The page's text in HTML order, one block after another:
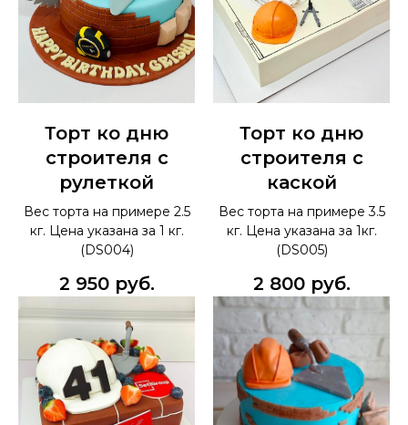
Торт ко дню
строителя с
рулеткой
Вес торта на примере 2.5
кг. Цена указана за 1 кг.
(DS004)
2 950 руб.
Торт ко дню
строителя с
каской
Вес торта на примере 3.5
кг. Цена указана за 1кг.
(DS005)
2 800 руб.